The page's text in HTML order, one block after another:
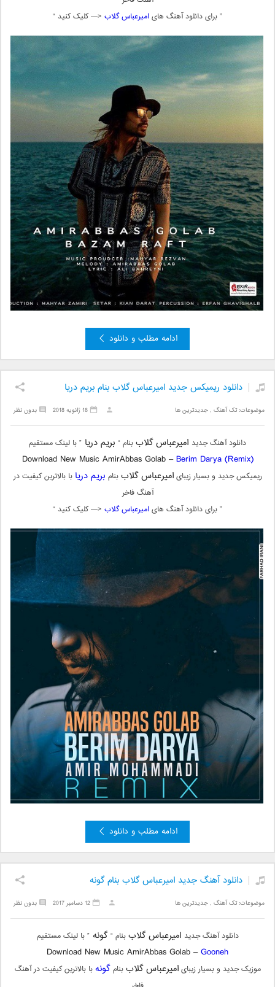
” برای دانلود آهنگ هایامیرعباس گلاب <— کلیک کنید “
ادامه مطلب و دانلود
دانلود ریمیکس جدید امیرعباس گلاب بنام بریم دریا
موضوعات:تک آهنگ ,جدیدترین ها بدون نظر 18 ژانویه 2018
دانلود آهنگ جدید امیرعباس گلاببنام “ بریم دریا ” با لینک مستقیم
Download New Music AmirAbbas Golab –Berim Darya (Remix)
ریمیکس جدید و بسیار زیبایامیرعباس گلاببنام بریم دریا با بالاترین کیفیت در
آهنگ فاخر
” برای دانلود آهنگ هایامیرعباس گلاب <— کلیک کنید “
ادامه مطلب و دانلود
دانلود آهنگ جدید امیرعباس گلاب بنام گونه
موضوعات:تک آهنگ ,جدیدترین ها بدون نظر 12 دسامبر 2017
دانلود آهنگ جدید امیرعباس گلاببنام “گونه” با لینک مستقیم
Download New Music AmirAbbas Golab –Gooneh
موزیک جدید و بسیار زیبایامیرعباس گلاببنام گونهبا بالاترین کیفیت در آهنگ